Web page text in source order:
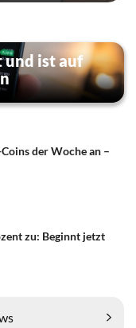
und ist auf
der Woche an –
zu: Beginnt jetzt